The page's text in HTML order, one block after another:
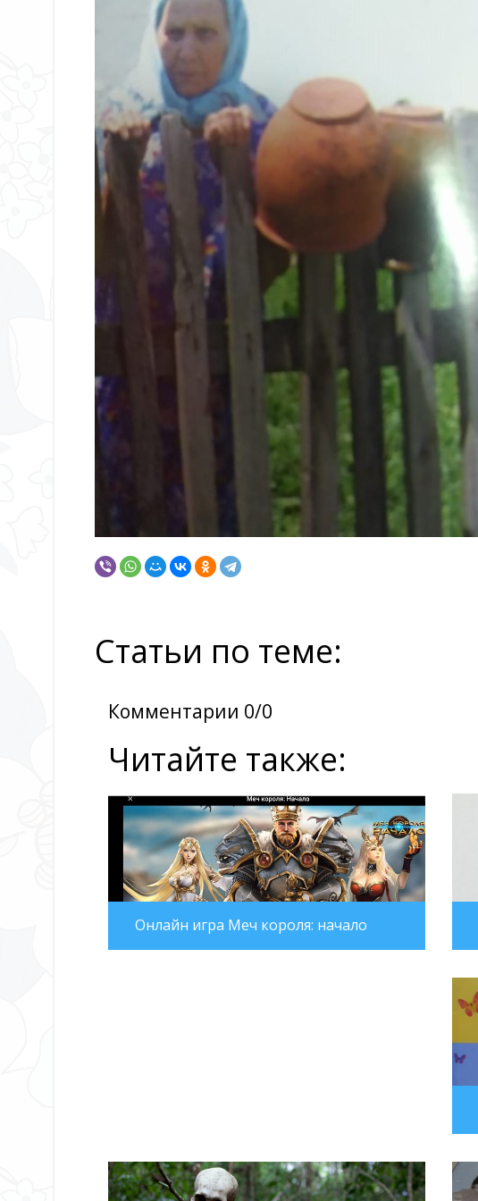
Статьи по теме:
Комментарии 0/0
Читайте также:
Онлайн игра Меч короля: начало